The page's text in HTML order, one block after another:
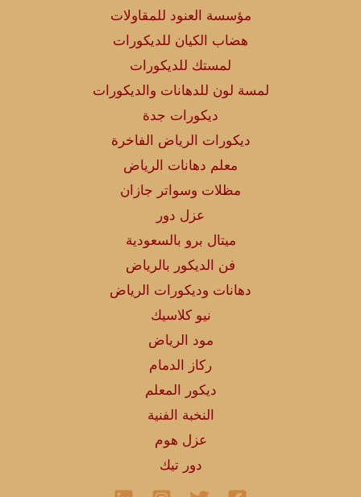
مؤسسة العنود للمقاولات
هضاب الكيان للديكورات
لمستك للديكورات
لمسة لون للدهانات والديكورات
ديكورات جدة
ديكورات الرياض الفاخرة
معلم دهانات الرياض
مظلات وسواتر جازان
عزل دور
ميتال برو بالسعودية
فن الديكور بالرياض
دهانات وديكورات الرياض
نيو كلاسيك
مود الرياض
ركاز الدمام
ديكور المعلم
النخبة الفنية
عزل هوم
دور تيك